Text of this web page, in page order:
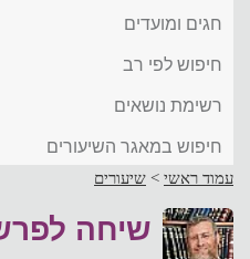
חגים ומועדים
חיפוש לפי רב
רשימת נושאים
חיפוש במאגר השיעורים
עמוד ראשי > שיעורים
שיחה